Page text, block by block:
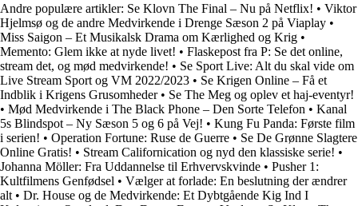
Andre populære artikler: Se Klovn The Final – Nu på Netflix! • Viktor
Hjelmsø og de andre Medvirkende i Drenge Sæson 2 på Viaplay •
Miss Saigon – Et Musikalsk Drama om Kærlighed og Krig •
Memento: Glem ikke at nyde livet! • Flaskepost fra P: Se det online,
stream det, og mød medvirkende! • Se Sport Live: Alt du skal vide om
Live Stream Sport og VM 2022/2023 • Se Krigen Online – Få et
Indblik i Krigens Grusomheder• Se The Meg og oplev et haj-eventyr!
• Mød Medvirkende i The Black Phone – Den Sorte Telefon • Kanal
5s Blindspot – Ny Sæson 5 og 6 på Vej! • Kung Fu Panda: Første film
i serien! • Operation Fortune: Ruse de Guerre • Se De Grønne Slagtere
Online Gratis! • Stream Californication og nyd den klassiske serie! •
Johanna Möller: Fra Uddannelse til Erhvervskvinde • Pusher 1:
Kultfilmens Genfødsel • Vælger at forlade: En beslutning der ændrer
alt • Dr. House og de Medvirkende: Et Dybtgående Kig Ind I